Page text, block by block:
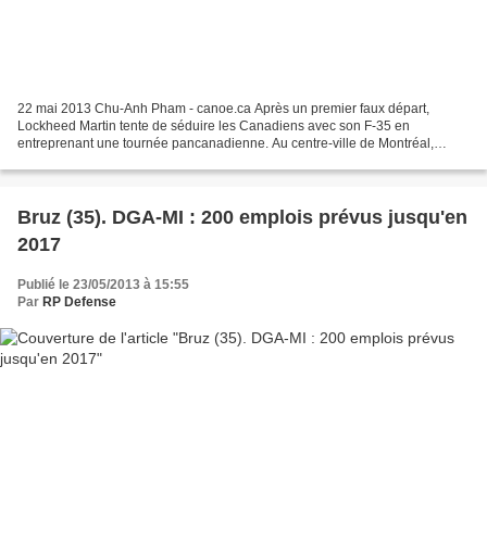
22 mai 2013 Chu-Anh Pham - canoe.ca Après un premier faux départ,
Lockheed Martin tente de séduire les Canadiens avec son F-35 en
entreprenant une tournée pancanadienne. Au centre-ville de Montréal,
Bruz (35). DGA-MI : 200 emplois prévus jusqu'en
2017
Publié le 23/05/2013 à 15:55
Par RP Defense